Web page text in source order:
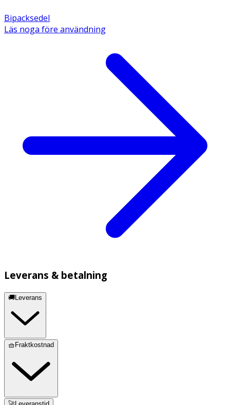
Bipacksedel
Läs noga före användning
Leverans & betalning
🚚Leverans
🧺Fraktkostnad
🚀Leveranstid